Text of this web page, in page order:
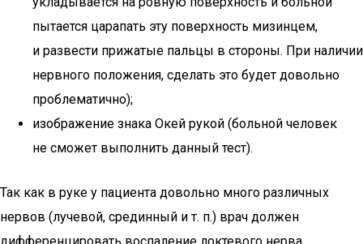
пытается царапать эту поверхность мизинцем,
и развести прижатые пальцы в стороны. При наличии
нервного положения, сделать это будет довольно
проблематично);
изображение знака Окей рукой (больной человек
не сможет выполнить данный тест).
Так как в руке у пациента довольно много различных
нервов (лучевой, срединный и т. п.) врач должен